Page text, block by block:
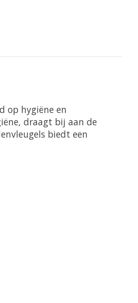
op hygiëne en
draagt bij aan de
biedt een